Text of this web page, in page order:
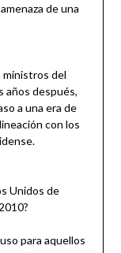
de una
ministros del
años después,
a una era de
con los
Unidos de
para aquellos